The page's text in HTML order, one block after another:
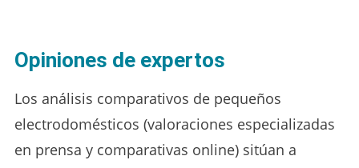
Opiniones de expertos
Los análisis comparativos de pequeños
electrodomésticos (valoraciones especializadas
en prensa y comparativas online) sitúan a